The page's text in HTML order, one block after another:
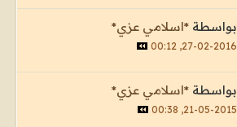
بواسطة*اسلامي عزي*
27-02-2016, 00:12
بواسطة*اسلامي عزي*
21-05-2015, 00:38